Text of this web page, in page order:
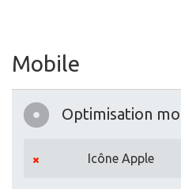
Mobile
Optimisation
Icône Apple